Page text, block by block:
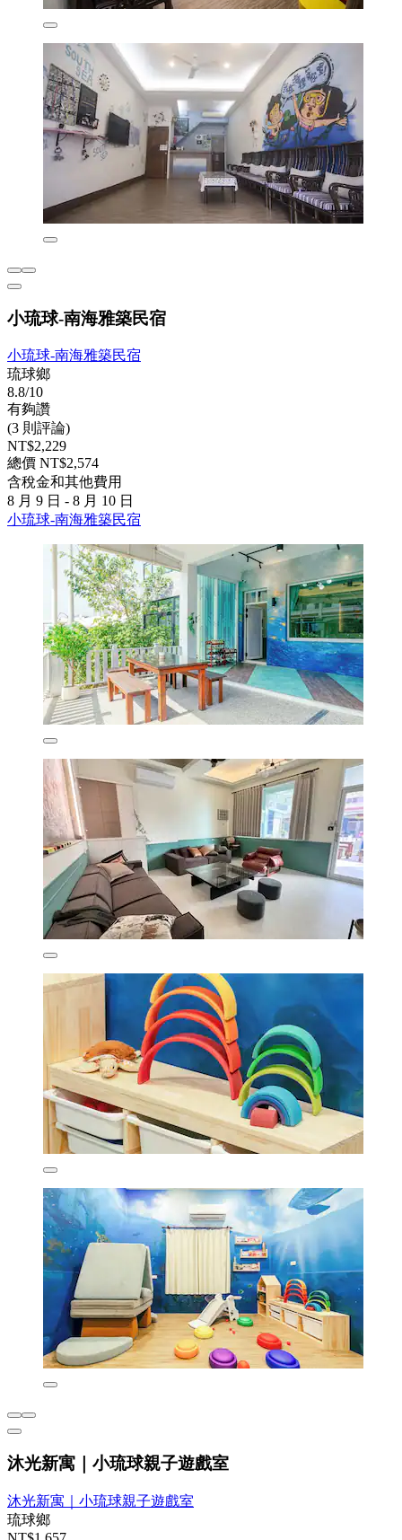
小琉球-南海雅築民宿
小琉球-南海雅築民宿
琉球鄉
8.8/10
有夠讚
(3 則評論)
NT$2,229
總價 NT$2,574
含稅金和其他費用
8 月 9 日 - 8 月 10 日
小琉球-南海雅築民宿
沐光新寓｜小琉球親子遊戲室
沐光新寓｜小琉球親子遊戲室
琉球鄉